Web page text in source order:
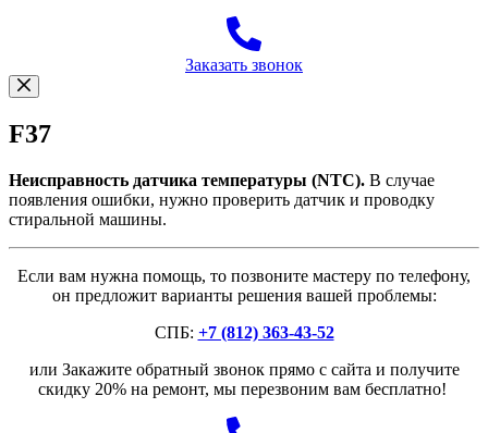
Заказать звонок
F37
Неисправность датчика температуры (NTC). В случае
появления ошибки, нужно проверить датчик и проводку
стиральной машины.
Если вам нужна помощь, то позвоните мастеру по телефону,
он предложит варианты решения вашей проблемы:
СПБ: +7 (812) 363-43-52
или Закажите обратный звонок прямо с сайта и получите
скидку 20% на ремонт, мы перезвоним вам бесплатно!